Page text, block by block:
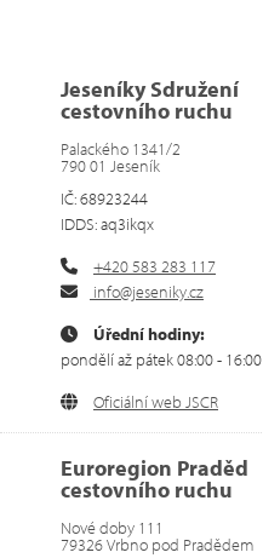
Jeseníky Sdružení
cestovního ruchu
Palackého 1341/2
790 01 Jeseník
IČ: 68923244
IDDS: aq3ikqx
+420 583 283 117
info@jeseniky.cz
Úřední hodiny:
pondělí až pátek 08:00 - 16:00
Oficiální web JSCR
Euroregion Praděd
cestovního ruchu
Nové doby 111
79326 Vrbno pod Pradědem